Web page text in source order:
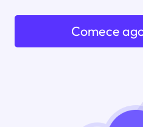
Comece